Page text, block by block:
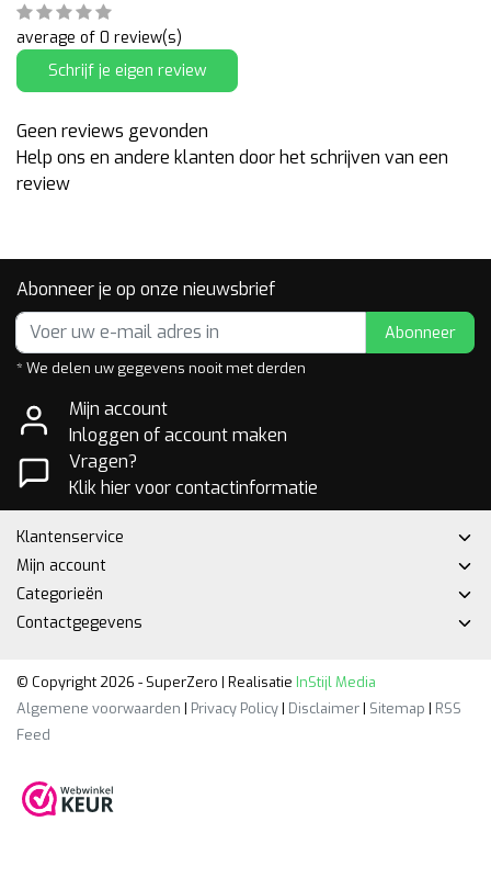
average of 0 review(s)
Schrijf je eigen review
Geen reviews gevonden
Help ons en andere klanten door het schrijven van een
review
Abonneer je op onze nieuwsbrief
Abonneer
* We delen uw gegevens nooit met derden
Mijn account
Inloggen of account maken
Vragen?
Klik hier voor contactinformatie
Klantenservice
Mijn account
Categorieën
Contactgegevens
© Copyright 2026 - SuperZero | Realisatie InStijl Media
Algemene voorwaarden | Privacy Policy| Disclaimer| Sitemap | RSS
Feed